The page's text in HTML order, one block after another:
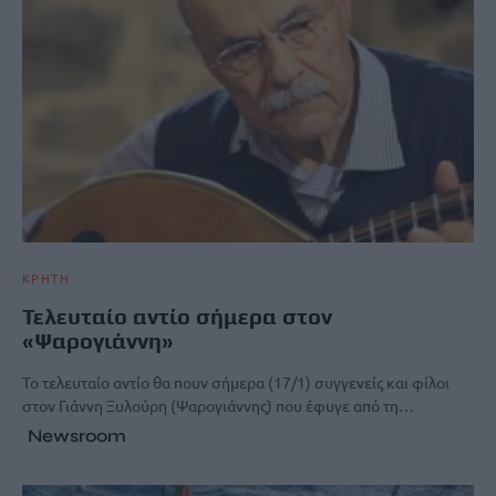
ΚΡΗΤΗ
Τελευταίο αντίο σήμερα στον
«Ψαρογιάννη»
Το τελευταίο αντίο θα πουν σήμερα (17/1) συγγενείς και φίλοι
στον Γιάννη Ξυλούρη (Ψαρογιάννης) που έφυγε από τη…
Newsroom